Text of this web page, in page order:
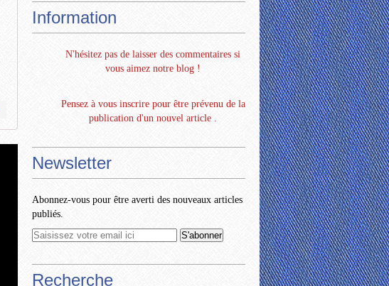
Information
N'hésitez pas de laisser des commentaires si
vous aimez notre blog !
Pensez à vous inscrire pour être prévenu de la
publication d'un nouvel article .
Newsletter
Abonnez-vous pour être averti des nouveaux articles
publiés.
Recherche